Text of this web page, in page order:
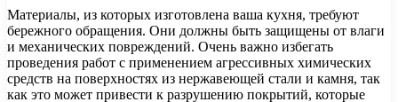
Материалы, из которых изготовлена ваша кухня, требуют
бережного обращения. Они должны быть защищены от влаги
и механических повреждений. Очень важно избегать
проведения работ с применением агрессивных химических
средств на поверхностях из нержавеющей стали и камня, так
как это может привести к разрушению покрытий, которые